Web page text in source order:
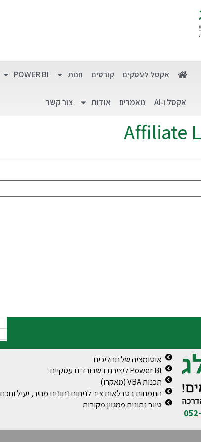
אקסל לעסקים קורסים חנות POWER BI
אקסל ו-AI מאמרים אודות צור קשר
Affiliate
אוטומציה של תהליכים
Power BI ליצירת דשבורדים עסקיים
תכנות VBA (מאקרו)
התמחות בטבלאות ציר לניתוח נתונים מהיר, יעיל וחכם
טיוב נתונים ממגוון מקורות